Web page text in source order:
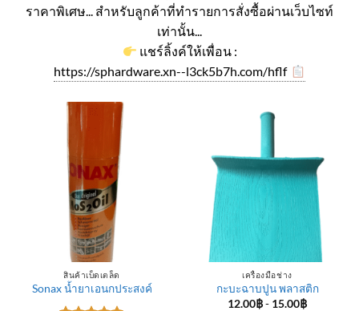
ราคาพิเศษ... สำหรับลูกค้าที่ทำรายการสั่งซื้อผ่านเว็บไซท์
เท่านั้น...
แชร์ลิ้งค์ให้เพื่อน :
https://sphardware.xn--l3ck5b7h.com/hflf
สินค้าเบ็ดเตล็ด
Sonax น้ำยาเอนกประสงค์
เครื่องมือช่าง
กะบะฉาบปูน พลาสติก
12.00฿- 15.00฿